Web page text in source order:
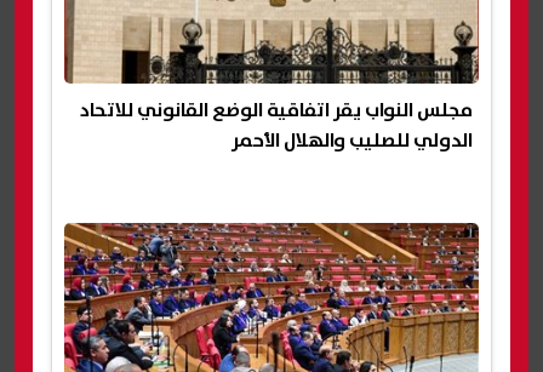
مجلس النواب يقر اتفاقية الوضع القانوني للاتحاد
الدولي للصليب والهلال الأحمر